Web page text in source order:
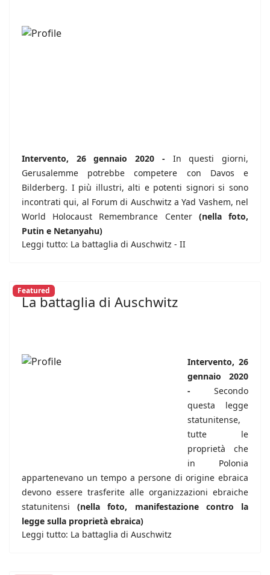
Intervento, 26 gennaio 2020 - In questi giorni,
Gerusalemme potrebbe competere con Davos e
Bilderberg. I più illustri, alti e potenti signori si sono
incontrati qui, al Forum di Auschwitz a Yad Vashem, nel
World Holocaust Remembrance Center (nella foto,
Putin e Netanyahu)
Leggi tutto: La battaglia di Auschwitz - II
Featured
La battaglia di Auschwitz
Intervento, 26
gennaio 2020
- Secondo
questa legge
statunitense,
tutte le
proprietà che
in Polonia
appartenevano un tempo a persone di origine ebraica
devono essere trasferite alle organizzazioni ebraiche
statunitensi (nella foto, manifestazione contro la
legge sulla proprietà ebraica)
Leggi tutto: La battaglia di Auschwitz